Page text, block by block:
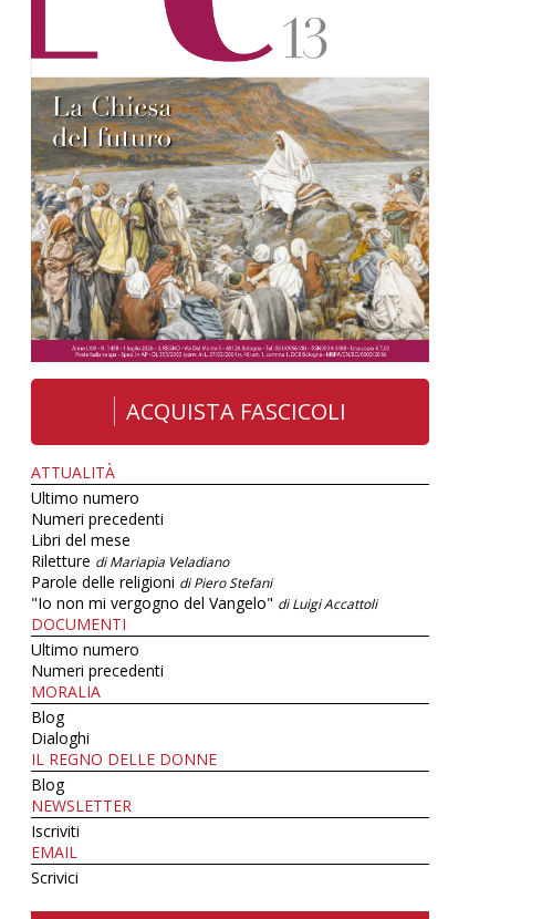
ACQUISTA FASCICOLI
ATTUALITÀ
Ultimo numero
Numeri precedenti
Libri del mese
Riletture di Mariapia Veladiano
Parole delle religioni di Piero Stefani
"Io non mi vergogno del Vangelo" di Luigi Accattoli
DOCUMENTI
Ultimo numero
Numeri precedenti
MORALIA
Blog
Dialoghi
IL REGNO DELLE DONNE
Blog
NEWSLETTER
Iscriviti
EMAIL
Scrivici